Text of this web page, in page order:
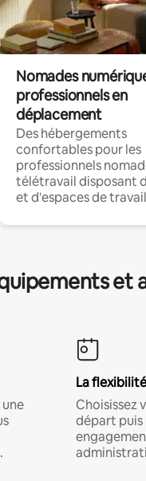
Nomades
professionnels en
déplacement
Des hébergements
confortables pour les
professionnels
télétravail disposant
et d'espaces de
et
La
Choisissez
départ puis